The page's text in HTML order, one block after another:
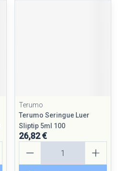
Terumo
Terumo Seringue Luer
Sliptip 5ml 100
26,82 €